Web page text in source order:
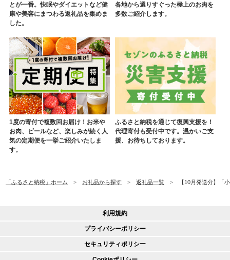
とが一番。快眠やダイエットなど健
康や美容にまつわる返礼品を集めま
した。
各地から選りすぐった極上のお肉を
多数ご紹介します。
1度の寄付で複数回お届け！お米や
お肉、ビールなど、楽しみが続く人
気の定期便を一挙ご紹介いたしま
す。
ふるさと納税を通じて復興支援を！
代理寄付も受付中です。温かいご支
援、お待ちしております。
「ふるさと納税」ホーム お礼品から探す 返礼品一覧 【10月発送分】「
利用規約
プライバシーポリシー
セキュリティポリシー